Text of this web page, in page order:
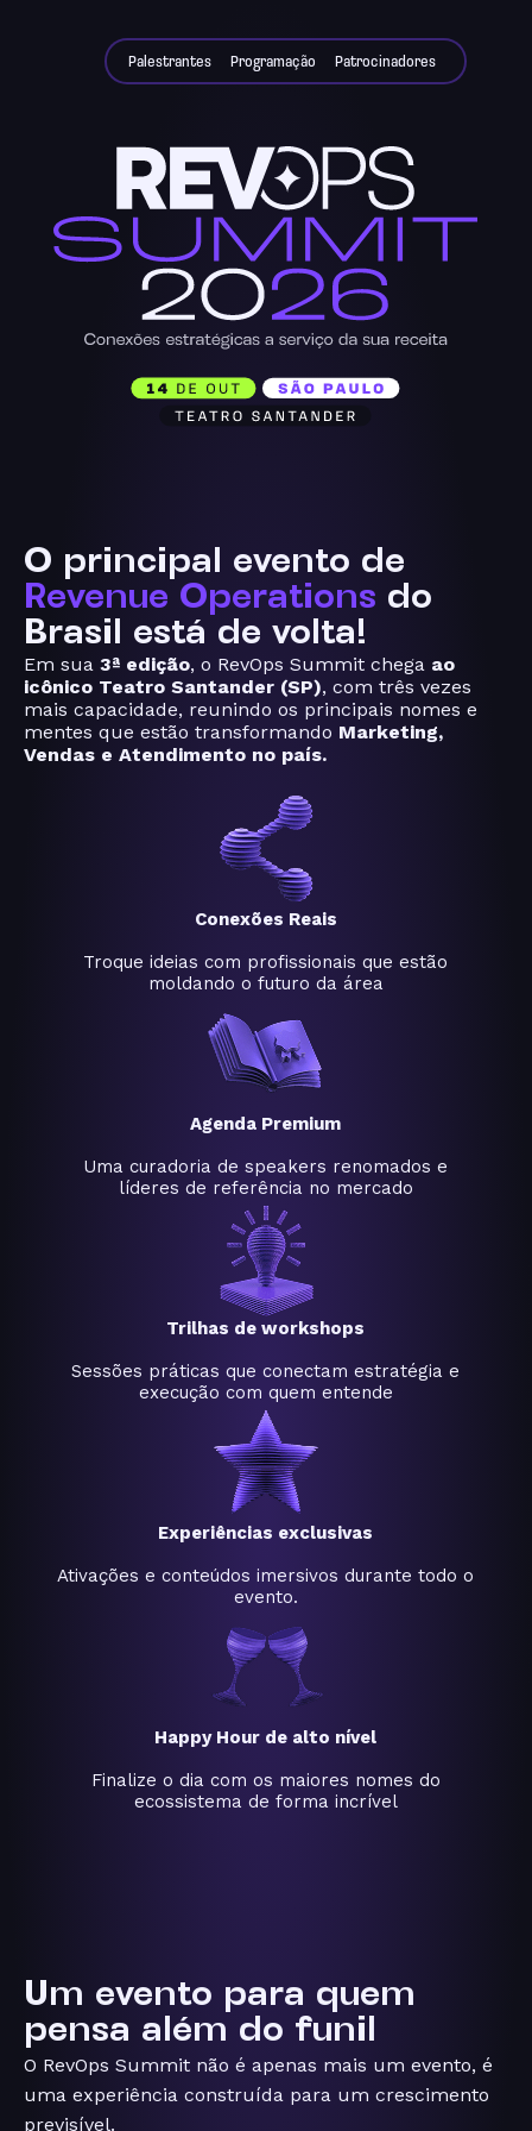
Palestrantes Programação Patrocinadores
O principal evento de
Revenue Operations do
Brasil está de volta!
Em sua 3ª edição, o RevOps Summit chega ao
icônico Teatro Santander (SP), com três vezes
mais capacidade, reunindo os principais nomes e
mentes que estão transformando Marketing,
Vendas e Atendimento no país.
Conexões Reais
Troque ideias com profissionais que estão
moldando o futuro da área
Agenda Premium
Uma curadoria de speakers renomados e
líderes de referência no mercado
Trilhas de workshops
Sessões práticas que conectam estratégia e
execução com quem entende
Experiências exclusivas
Ativações e conteúdos imersivos durante todo o
evento.
Happy Hour de alto nível
Finalize o dia com os maiores nomes do
ecossistema de forma incrível
Um evento para quem
pensa além do funil
O RevOps Summit não é apenas mais um evento, é
uma experiência construída para um crescimento
previsível.